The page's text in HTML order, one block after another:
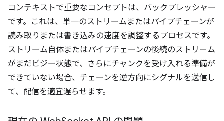
コンテキストで重要なコンセプトは、バックプレッシャー
です。
これは、単一のストリームまたはパイプチェーンが
読み取りまたは書き込みの速度を調整するプロセスです。
ストリーム自体またはパイプチェーンの後続のストリーム
がまだビジー状態で、さらにチャンクを受け入れる準備が
できていない場合、チェーンを逆方向にシグナルを送信し
て、配信を適宜遅らせます。